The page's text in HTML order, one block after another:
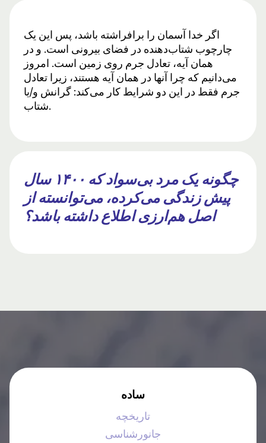
اگر خدا آسمان را برافراشته باشد، پس این یک
چارچوب شتاب‌دهنده در فضای بیرونی است. و در
همان آیه، تعادل جرم روی زمین است. امروز
می‌دانیم که چرا آنها در همان آیه هستند، زیرا تعادل
جرم فقط در این دو شرایط کار می‌کند: گرانش و/یا
شتاب.
چگونه یک مرد بی‌سواد که ۱۴۰۰ سال
پیش زندگی می‌کرده، می‌توانسته از
اصل هم‌ارزی اطلاع داشته باشد؟
ساده
تاریخچه
جانورشناسی